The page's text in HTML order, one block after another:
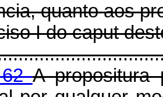
quanto aos
I do caput
62A propositura